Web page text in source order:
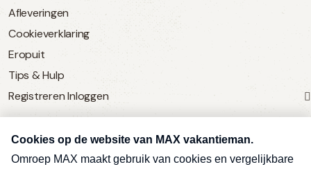
Afleveringen
Cookieverklaring
Eropuit
Tips & Hulp
Registreren Inloggen
SERVICE
Over Omroep MAX